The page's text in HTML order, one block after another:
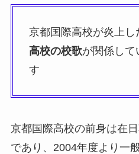
京都国際高校が炎上し
高校の校歌が関係して
す
京都国際高校の前身は在
であり、2004年度より一